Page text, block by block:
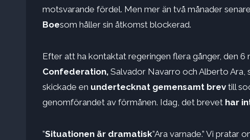
motsvarande fördel. Men mer än två månader
Boesom håller sin åtkomst blockerad.
Efter att ha kontaktat regeringen flera gånger, den 6
Confederation, Salvador Navarro och Alberto Ara,
skickade en undertecknat gemensamt brev till
genomförandet av förmånen. Idag, det brevet har
”Situationen är dramatisk”Ara varnade.” Vi pratar